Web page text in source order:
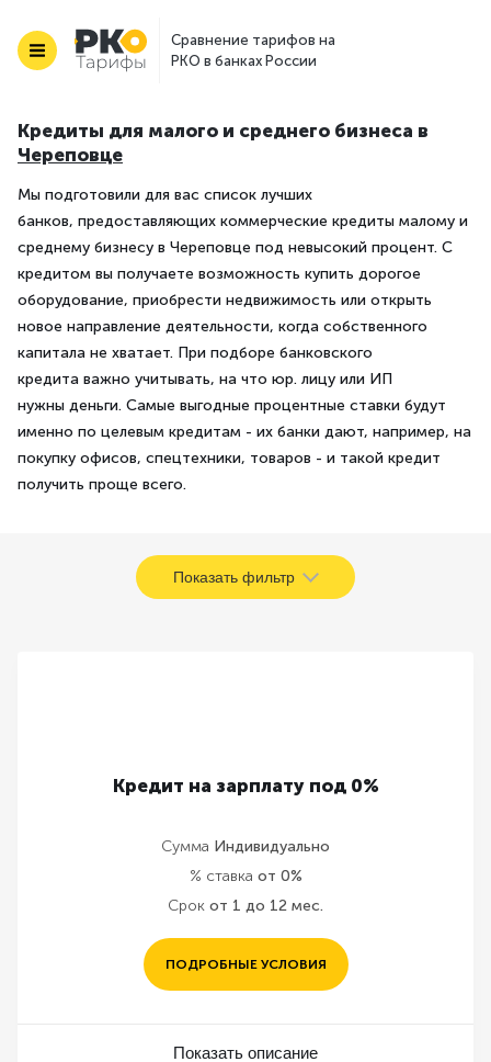
Сравнение тарифов на
РКО в банках России
Кредиты для малого и среднего бизнеса в
Череповце
Мы подготовили для вас список лучших
банков, предоставляющих коммерческие кредиты малому и
среднему бизнесу в Череповце под невысокий процент. С
кредитом вы получаете возможность купить дорогое
оборудование, приобрести недвижимость или открыть
новое направление деятельности, когда собственного
капитала не хватает. При подборе банковского
кредита важно учитывать, на что юр. лицу или ИП
нужны деньги. Самые выгодные процентные ставки будут
именно по целевым кредитам - их банки дают, например, на
покупку офисов, спецтехники, товаров - и такой кредит
получить проще всего.
Показать фильтр
Кредит на зарплату под 0%
Сумма Индивидуально
% ставка от 0%
Срок от 1 до 12 мес.
ПОДРОБНЫЕ УСЛОВИЯ
Показать описание